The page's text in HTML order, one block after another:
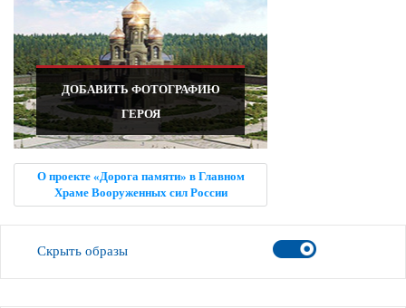
ДОБАВИТЬ ФОТОГРАФИЮ
ГЕРОЯ
О проекте «Дорога памяти» в Главном
Храме Вооруженных сил России
Скрыть образы